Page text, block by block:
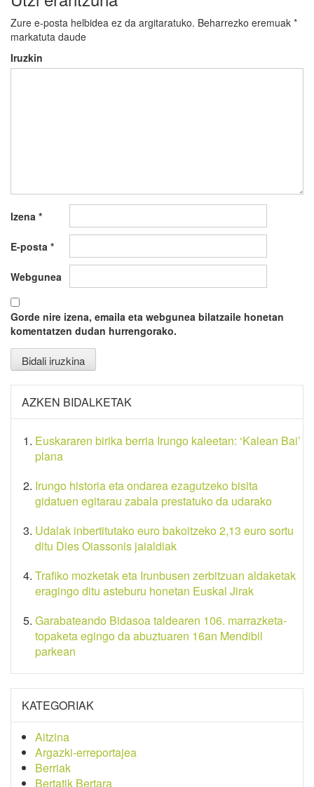
Zure e-posta helbidea ez da argitaratuko. Beharrezko eremuak *
markatuta daude
Iruzkin
Izena *
E-posta *
Webgunea
Gorde nire izena, emaila eta webgunea bilatzaile honetan
komentatzen dudan hurrengorako.
AZKEN BIDALKETAK
Euskararen birika berria Irungo kaleetan: ‘Kalean Bai’
plana
Irungo historia eta ondarea ezagutzeko bisita
gidatuen egitarau zabala prestatuko da udarako
Udalak inbertitutako euro bakoitzeko 2,13 euro sortu
ditu Dies Oiassonis jaialdiak
Trafiko mozketak eta Irunbusen zerbitzuan aldaketak
eragingo ditu asteburu honetan Euskal Jirak
Garabateando Bidasoa taldearen 106. marrazketa-
topaketa egingo da abuztuaren 16an Mendibil
parkean
KATEGORIAK
Aitzina
Argazki-erreportajea
Berriak
Bertatik Bertara